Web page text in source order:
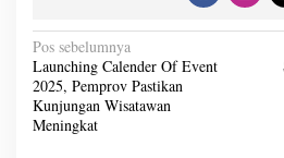
N
a
v
i
Pos sebelumnya
Launching Calender Of Event
2025, Pemprov Pastikan
Kunjungan Wisatawan
Meningkat